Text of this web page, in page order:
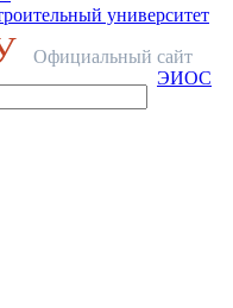
университет
Официальный сайт
ЭИОС